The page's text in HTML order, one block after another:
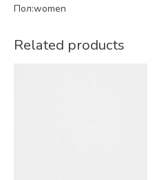
Пол:women
Related products